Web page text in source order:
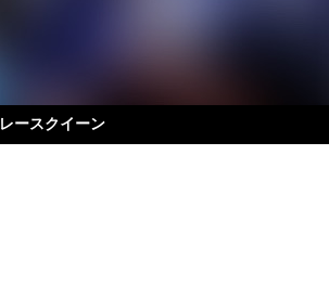
レースクイーン